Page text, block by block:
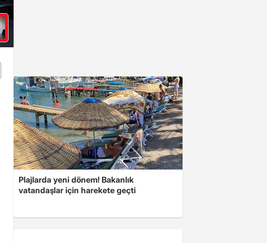
Plajlarda yeni dönem! Bakanlık
vatandaşlar için harekete geçti